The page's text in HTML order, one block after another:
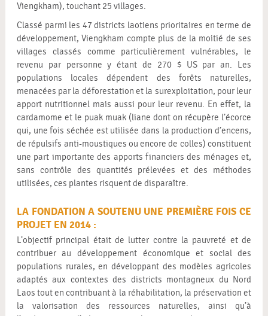
Viengkham), touchant 25 villages.
Classé parmi les 47 districts laotiens prioritaires en terme de
développement, Viengkham compte plus de la moitié de ses
villages classés comme particulièrement vulnérables, le
revenu par personne y étant de 270 $ US par an. Les
populations locales dépendent des forêts naturelles,
menacées par la déforestation et la surexploitation, pour leur
apport nutritionnel mais aussi pour leur revenu. En effet, la
cardamome et le puak muak (liane dont on récupère l’écorce
qui, une fois séchée est utilisée dans la production d’encens,
de répulsifs anti-moustiques ou encore de colles) constituent
une part importante des apports financiers des ménages et,
sans contrôle des quantités prélevées et des méthodes
utilisées, ces plantes risquent de disparaître.
LA FONDATION A SOUTENU UNE PREMIÈRE FOIS CE
PROJET EN 2014 :
L’objectif principal était de lutter contre la pauvreté et de
contribuer au développement économique et social des
populations rurales, en développant des modèles agricoles
adaptés aux contextes des districts montagneux du Nord
Laos tout en contribuant à la réhabilitation, la préservation et
la valorisation des ressources naturelles, ainsi qu’à